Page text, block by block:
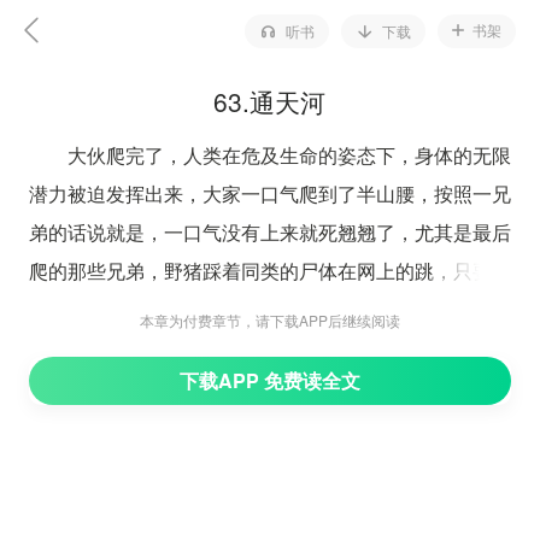
听书 下载 书架
63.通天河
大伙爬完了，人类在危及生命的姿态下，身体的无限
潜力被迫发挥出来，大家一口气爬到了半山腰，按照一兄
弟的话说就是，一口气没有上来就死翘翘了，尤其是最后
爬的那些兄弟，野猪踩着同类的尸体在网上的跳，只要有
一个掉下来或者慢一点 ，云贵多山，多数兄弟平时都是
野猪踩着同类的
本章为付费章节，请下载APP后继续阅读
下载APP 免费读全文